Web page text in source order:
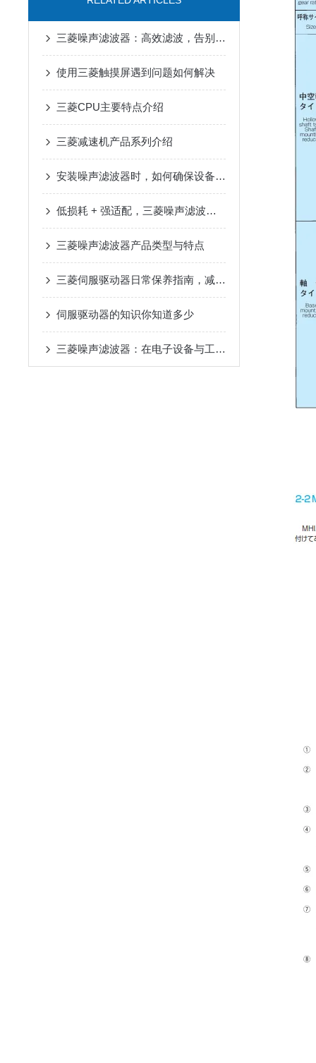
三菱噪声滤波器：高效滤波，告别工业电磁干扰
使用三菱触摸屏遇到问题如何解决
三菱CPU主要特点介绍
三菱减速机产品系列介绍
安装噪声滤波器时，如何确保设备安全？
低损耗 + 强适配，三菱噪声滤波器升级电路防护
三菱噪声滤波器产品类型与特点
三菱伺服驱动器日常保养指南，减少高温过载停机故障
伺服驱动器的知识你知道多少
三菱噪声滤波器：在电子设备与工业自动化中实现电磁兼容性提升的关键工具